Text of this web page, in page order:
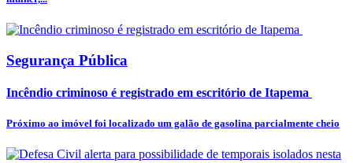
Segurança Pública
Incêndio criminoso é registrado em escritório de Itapema
Próximo ao imóvel foi localizado um galão de gasolina parcialmente cheio